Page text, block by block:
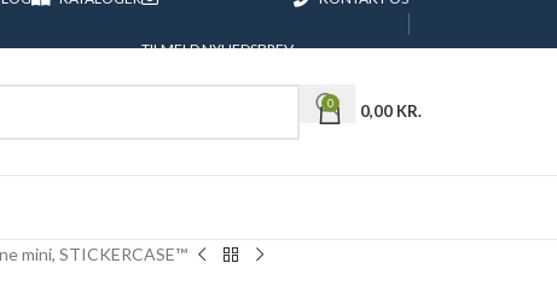
TILMELD NYHEDSBREV
0 0,00 KR.
mini, STICKERCASE™